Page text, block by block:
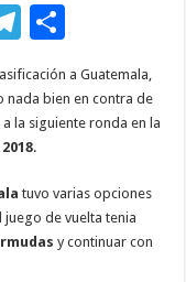
T
el
e
gr
a
m
m
p
ti
r
a Guatemala,
nada bien en contra de
la siguiente ronda en la
.
tuvo varias opciones
de vuelta tenia
y continuar con